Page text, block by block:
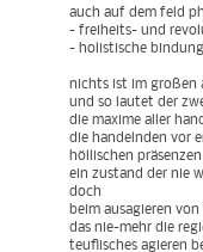
auch auf dem feld
- freiheits- und
- holistische
nichts ist im großen
und so lautet der
die maxime aller
die handelnden vor
höllischen
ein zustand der nie
doch
beim ausagieren
das nie-mehr die
teuflisches agieren